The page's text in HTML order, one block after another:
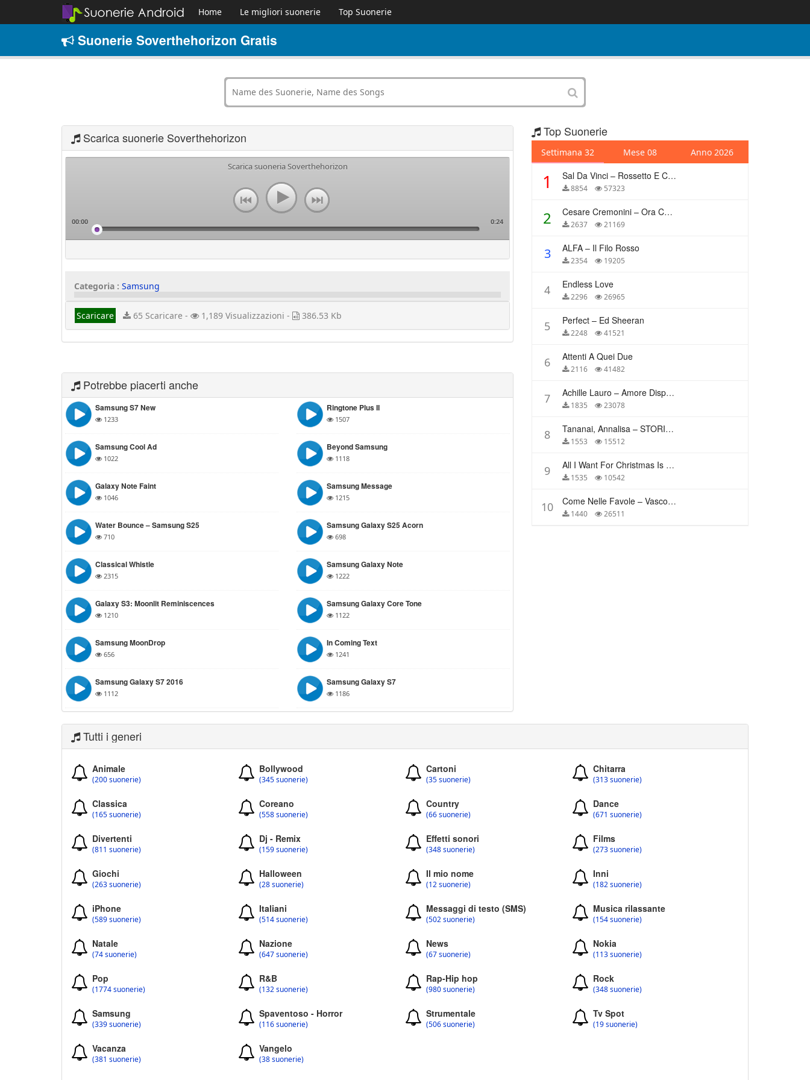
Home Le migliori suonerie Top Suonerie
Suonerie Soverthehorizon Gratis
Scarica suonerie Soverthehorizon
Scarica suoneria Soverthehorizon
00:00 0:24
Categoria : Samsung
Scaricare 65 Scaricare - 1,189 Visualizzazioni - 386.53 Kb
Potrebbe piacerti anche
Samsung S7 New
1233
Ringtone Plus II
1507
Samsung Cool Ad
1022
Beyond Samsung
1118
Galaxy Note Faint
1046
Samsung Message
1215
Water Bounce – Samsung S25
710
Samsung Galaxy S25 Acorn
698
Classical Whistle
2315
Samsung Galaxy Note
1222
Galaxy S3: Moonlit Reminiscences
1210
Samsung Galaxy Core Tone
1122
Samsung MoonDrop
656
In Coming Text
1241
Samsung Galaxy S7 2016
1112
Samsung Galaxy S7
1186
Top Suonerie
Settimana 32 Mese 08 Anno 2026
1 Sal Da Vinci – Rossetto E Caffè
8854 57323
2 Cesare Cremonini – Ora Che Non Ho Più Te
2637 21169
3 ALFA – Il Filo Rosso
2354 19205
4 Endless Love
2296 26965
5 Perfect – Ed Sheeran
2248 41521
6 Attenti A Quei Due
2116 41482
7 Achille Lauro – Amore Disperato
1835 23078
8 Tananai, Annalisa – STORIE BREVI
1553 15512
9 All I Want For Christmas Is You – Mariah Carey
1535 10542
10 Come Nelle Favole – Vasco Rossi
1440 26511
Tutti i generi
Animale
(200 suonerie)
Bollywood
(345 suonerie)
Cartoni
(35 suonerie)
Chitarra
(313 suonerie)
Classica
(165 suonerie)
Coreano
(558 suonerie)
Country
(66 suonerie)
Dance
(671 suonerie)
Divertenti
(811 suonerie)
Dj - Remix
(159 suonerie)
Effetti sonori
(348 suonerie)
Films
(273 suonerie)
Giochi
(263 suonerie)
Halloween
(28 suonerie)
Il mio nome
(12 suonerie)
Inni
(182 suonerie)
iPhone
(589 suonerie)
Italiani
(514 suonerie)
Messaggi di testo (SMS)
(502 suonerie)
Musica rilassante
(154 suonerie)
Natale
(74 suonerie)
Nazione
(647 suonerie)
News
(67 suonerie)
Nokia
(113 suonerie)
Pop
(1774 suonerie)
R&B
(132 suonerie)
Rap-Hip hop
(980 suonerie)
Rock
(348 suonerie)
Samsung
(339 suonerie)
Spaventoso - Horror
(116 suonerie)
Strumentale
(506 suonerie)
Tv Spot
(19 suonerie)
Vacanza
(381 suonerie)
Vangelo
(38 suonerie)